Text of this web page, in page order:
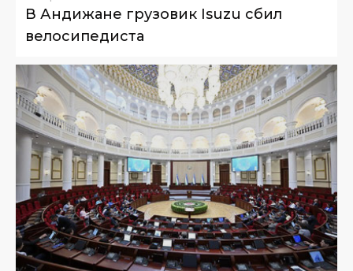
В Андижане грузовик Isuzu сбил
велосипедиста